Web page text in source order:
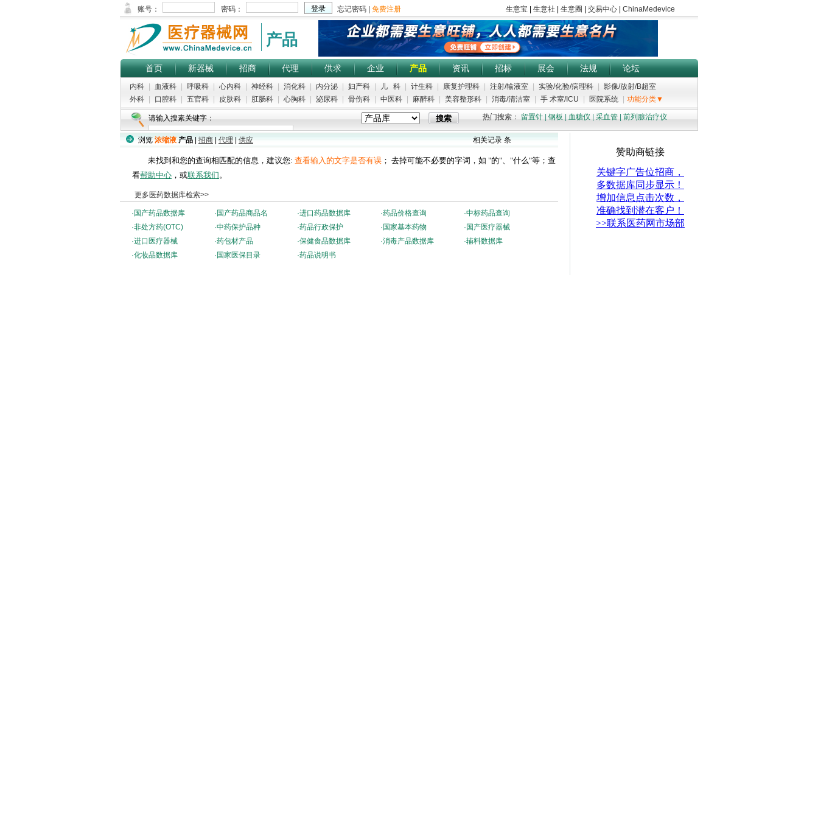
产品
首页 新器械 招商 代理 供求 企业 产品 资讯 招标 展会 法规 论坛
内科 血液科 呼吸科 心内科 神经科 消化科 内分泌 妇产科 儿 科 计生科 康复护理科 注射/输液室 实验/化验/病理科
影像/放射/B超室
外科
口腔科 五官科 皮肤科 肛肠科 心胸科 泌尿科 骨伤科 中医科 麻醉科 美容整形科 消毒/清洁室 手 术室/ICU 医院系统 功能分类▼
请输入搜素关键字： 热门搜索： 留置针| 钢板 血糖仪 采血管| 前列腺治疗仪
浏览 浓缩液 产品 招商 代理 供应 相关记录 条
未找到和您的查询相匹配的信息，建议您: 查看输入的文字是否有误 ； 去掉可能不必要的字词，如 "的"、"什么"等；查
看帮助中心 ，或联系我们。
更多医药数据库检索>>
· 国产药品数据库 · 国产药品商品名 ·进口药品数据库 ·药品价格查询 ·中标药品查询
·非处方药(OTC) ·中药保护品种 ·药品行政保护 · 国家基本药物 · 国产医疗器械
·进口医疗器械 ·药包材产品 ·保健食品数据库 ·消毒产品数据库 ·辅料数据库
·化妆品数据库 · 国家医保目录 ·药品说明书